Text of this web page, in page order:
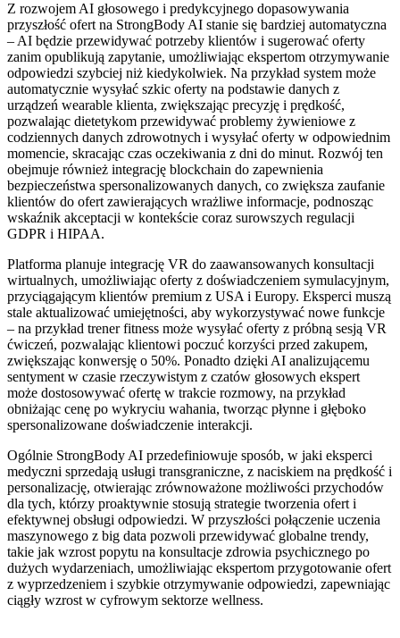
Z rozwojem AI głosowego i predykcyjnego dopasowywania
przyszłość ofert na StrongBody AI stanie się bardziej automatyczna
– AI będzie przewidywać potrzeby klientów i sugerować oferty
zanim opublikują zapytanie, umożliwiając ekspertom otrzymywanie
odpowiedzi szybciej niż kiedykolwiek. Na przykład system może
automatycznie wysyłać szkic oferty na podstawie danych z
urządzeń wearable klienta, zwiększając precyzję i prędkość,
pozwalając dietetykom przewidywać problemy żywieniowe z
codziennych danych zdrowotnych i wysyłać oferty w odpowiednim
momencie, skracając czas oczekiwania z dni do minut. Rozwój ten
obejmuje również integrację blockchain do zapewnienia
bezpieczeństwa spersonalizowanych danych, co zwiększa zaufanie
klientów do ofert zawierających wrażliwe informacje, podnosząc
wskaźnik akceptacji w kontekście coraz surowszych regulacji
GDPR i HIPAA.
Platforma planuje integrację VR do zaawansowanych konsultacji
wirtualnych, umożliwiając oferty z doświadczeniem symulacyjnym,
przyciągającym klientów premium z USA i Europy. Eksperci muszą
stale aktualizować umiejętności, aby wykorzystywać nowe funkcje
– na przykład trener fitness może wysyłać oferty z próbną sesją VR
ćwiczeń, pozwalając klientowi poczuć korzyści przed zakupem,
zwiększając konwersję o 50%. Ponadto dzięki AI analizującemu
sentyment w czasie rzeczywistym z czatów głosowych ekspert
może dostosowywać ofertę w trakcie rozmowy, na przykład
obniżając cenę po wykryciu wahania, tworząc płynne i głęboko
spersonalizowane doświadczenie interakcji.
Ogólnie StrongBody AI przedefiniowuje sposób, w jaki eksperci
medyczni sprzedają usługi transgraniczne, z naciskiem na prędkość i
personalizację, otwierając zrównoważone możliwości przychodów
dla tych, którzy proaktywnie stosują strategie tworzenia ofert i
efektywnej obsługi odpowiedzi. W przyszłości połączenie uczenia
maszynowego z big data pozwoli przewidywać globalne trendy,
takie jak wzrost popytu na konsultacje zdrowia psychicznego po
dużych wydarzeniach, umożliwiając ekspertom przygotowanie ofert
z wyprzedzeniem i szybkie otrzymywanie odpowiedzi, zapewniając
ciągły wzrost w cyfrowym sektorze wellness.